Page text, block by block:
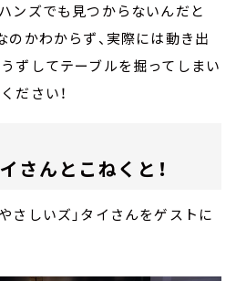
ンズでも見つからないんだと
のかわからず、実際には動き出
ずしてテーブルを掘ってしまい
ださい！
さんとこねくと！
さしいズ」タイさんをゲストに